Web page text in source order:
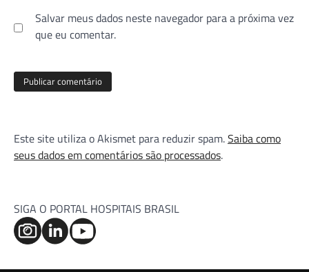
Salvar meus dados neste navegador para a próxima vez
que eu comentar.
Este site utiliza o Akismet para reduzir spam.Saiba como
seus dados em comentários são processados.
SIGA O PORTAL HOSPITAIS BRASIL